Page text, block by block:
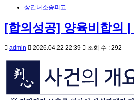
상간녀소송피고
[합의성공] 양육비합의
admin 2026.04.22 22:39 조회 수 : 292